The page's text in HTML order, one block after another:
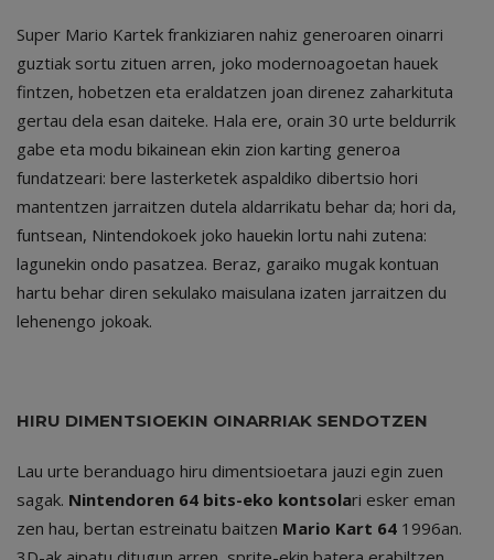
Super Mario Kartek frankiziaren nahiz generoaren oinarri
guztiak sortu zituen arren, joko modernoagoetan hauek
fintzen, hobetzen eta eraldatzen joan direnez zaharkituta
gertau dela esan daiteke. Hala ere, orain 30 urte beldurrik
gabe eta modu bikainean ekin zion karting generoa
fundatzeari: bere lasterketek aspaldiko dibertsio hori
mantentzen jarraitzen dutela aldarrikatu behar da; hori da,
funtsean, Nintendokoek joko hauekin lortu nahi zutena:
lagunekin ondo pasatzea. Beraz, garaiko mugak kontuan
hartu behar diren sekulako maisulana izaten jarraitzen du
lehenengo jokoak.
HIRU DIMENTSIOEKIN OINARRIAK SENDOTZEN
Lau urte beranduago hiru dimentsioetara jauzi egin zuen
sagak. Nintendoren 64 bits-eko kontsolari esker eman
zen hau, bertan estreinatu baitzen Mario Kart 64 1996an.